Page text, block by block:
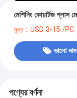
মেশিনিং কোয়ার্টজ
মূল্য：USD 3-15 /PC
ভালো দাম
পণ্যের বর্ণনা